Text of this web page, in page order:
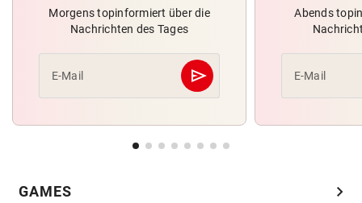
Morgens topinformiert über die
Nachrichten des Tages
E-Mail send
Abschicken
Abends
E-Mail
GAMES chevron_right